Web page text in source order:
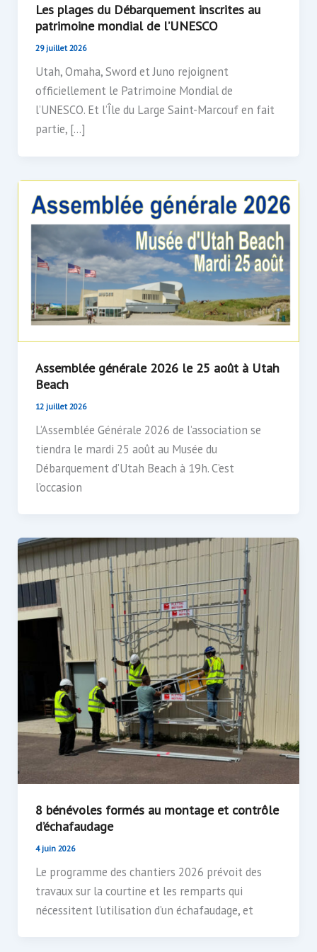
Les plages du Débarquement inscrites au
patrimoine mondial de l’UNESCO
29 juillet 2026
Utah, Omaha, Sword et Juno rejoignent
officiellement le Patrimoine Mondial de
l’UNESCO. Et l’Île du Large Saint-Marcouf en fait
partie, […]
Assemblée générale 2026 le 25 août à Utah
Beach
12 juillet 2026
L’Assemblée Générale 2026 de l’association se
tiendra le mardi 25 août au Musée du
Débarquement d’Utah Beach à 19h. C’est
l’occasion
8 bénévoles formés au montage et contrôle
d’échafaudage
4 juin 2026
Le programme des chantiers 2026 prévoit des
travaux sur la courtine et les remparts qui
nécessitent l’utilisation d’un échafaudage, et